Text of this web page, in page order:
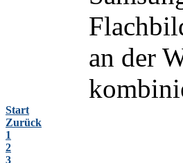
an der
Start
Zurück
1
2
3